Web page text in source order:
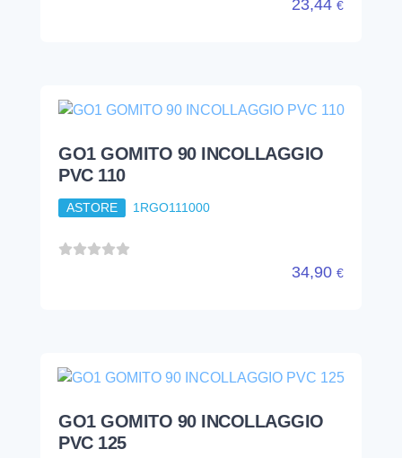
GO1 GOMITO 90 INCOLLAGGIO
PVC 125
ASTORE